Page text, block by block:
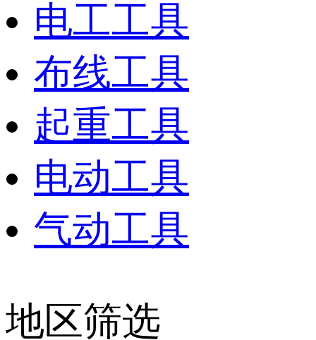
电工工具
布线工具
起重工具
电动工具
气动工具
地区筛选